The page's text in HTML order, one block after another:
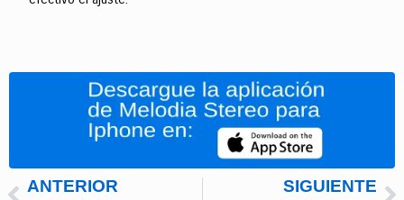
ANTERIOR SIGUIENTE